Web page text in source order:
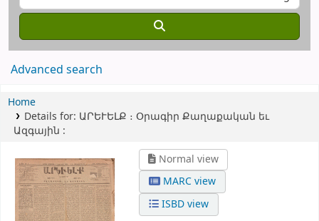
Advanced search
Home
Details for: ԱՐԵՒԵԼՔ ։ Օրագիր Քաղաքական եւ
Ազգային :
Normal view
MARC view
ISBD view